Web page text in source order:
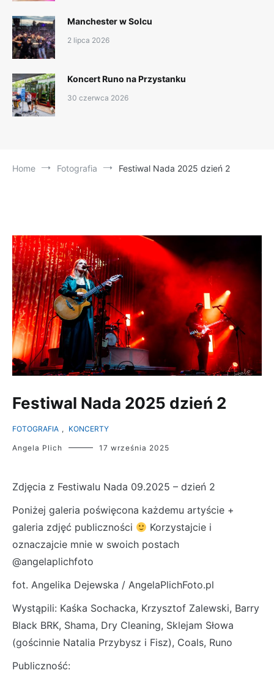
Manchester w Solcu
2 lipca 2026
Koncert Runo na Przystanku
30 czerwca 2026
Home Fotografia Festiwal Nada 2025 dzień 2
Festiwal Nada 2025 dzień 2
FOTOGRAFIA , KONCERTY
Angela Plich 17 września 2025
Zdjęcia z Festiwalu Nada 09.2025 – dzień 2
Poniżej galeria poświęcona każdemu artyście +
galeria zdjęć publiczności
Korzystajcie i
oznaczajcie mnie w swoich postach
@angelaplichfoto
fot. Angelika Dejewska / AngelaPlichFoto.pl
Wystąpili: Kaśka Sochacka, Krzysztof Zalewski, Barry
Black BRK, Shama, Dry Cleaning, Sklejam Słowa
(gościnnie Natalia Przybysz i Fisz), Coals, Runo
Publiczność: